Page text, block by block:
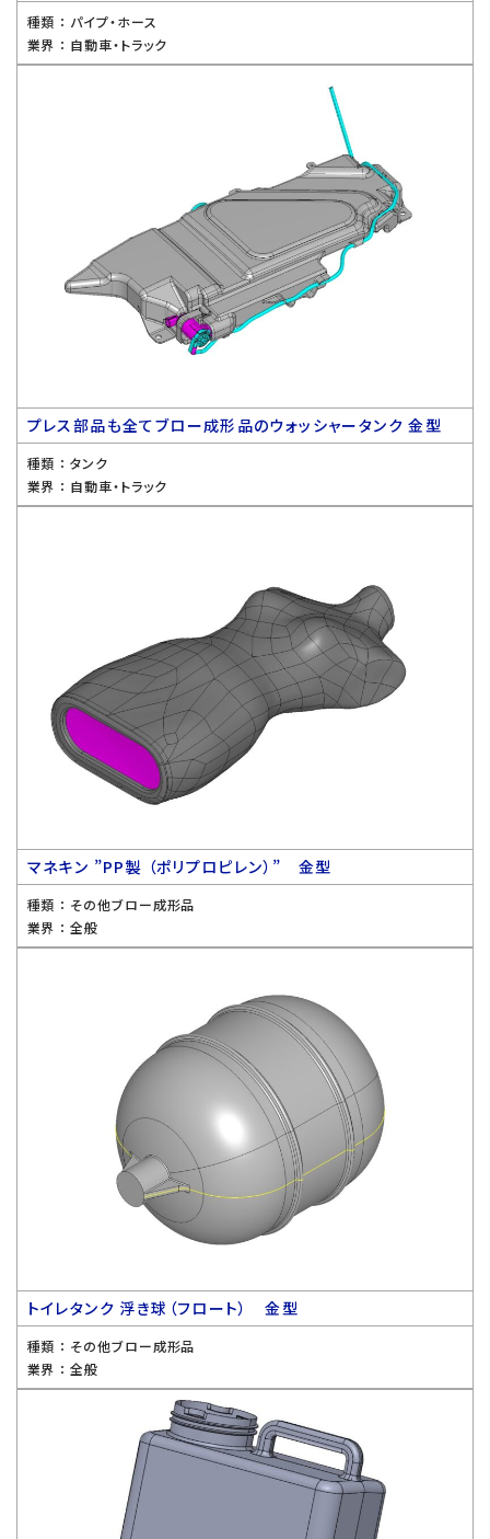
種類 ： パイプ・ホース
業界 ： 自動車・トラック
プレス部品も全てブロー成形品のウォッシャータンク 金型
種類 ： タンク
業界 ： 自動車・トラック
マネキン ”PP製 （ポリプロピレン）” 金型
種類 ： その他ブロー成形品
業界 ： 全般
トイレタンク 浮き球（フロート） 金型
種類 ： その他ブロー成形品
業界 ： 全般